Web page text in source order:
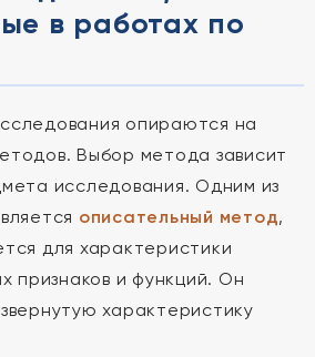
в работах по
опираются на
Выбор метода зависит
исследования. Одним из
описательный метод,
для характеристики
признаков и функций. Он
характеристику